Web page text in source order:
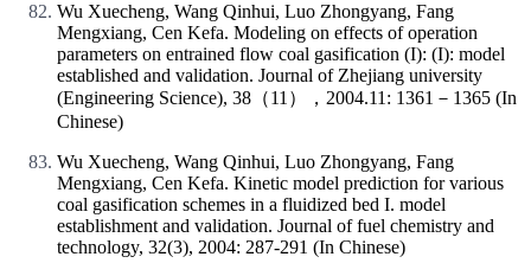
Wu Xuecheng, Wang Qinhui, Luo Zhongyang, Fang
Mengxiang, Cen Kefa. Modeling on effects of operation
parameters on entrained flow coal gasification (I): (I): model
established and validation. Journal of Zhejiang university
(Engineering Science), 38（11），2004.11: 1361－1365 (In
Chinese)
Wu Xuecheng, Wang Qinhui, Luo Zhongyang, Fang
Mengxiang, Cen Kefa. Kinetic model prediction for various
coal gasification schemes in a fluidized bed I. model
establishment and validation. Journal of fuel chemistry and
technology, 32(3), 2004: 287-291 (In Chinese)